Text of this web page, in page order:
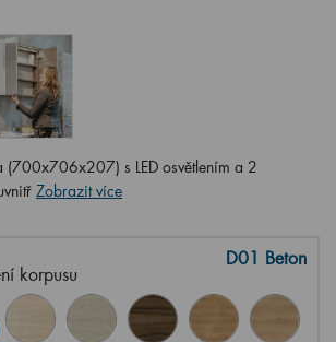
(700x706x207) s LED osvětlením a 2
Zobrazit více
korpusu
D01 Beton